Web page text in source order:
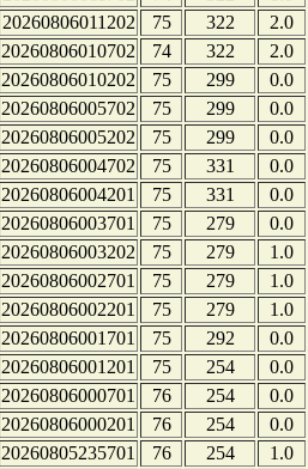
20260806011202
75 322
2.0
20260806010702
74 322
2.0
20260806010202
75 299
0.0
20260806005702
75 299
0.0
20260806005202
75 299
0.0
20260806004702
75 331
0.0
20260806004201
75 331
0.0
20260806003701
75 279
0.0
20260806003202
75 279
1.0
20260806002701
75 279
1.0
20260806002201
75 279
1.0
20260806001701
75 292
0.0
20260806001201
75 254
0.0
20260806000701
76 254
0.0
20260806000201
76 254
0.0
20260805235701
76 254
1.0